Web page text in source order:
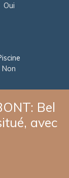
Oui
Non
Bel
avec